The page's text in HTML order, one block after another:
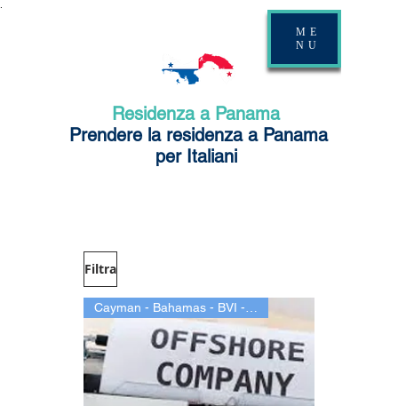
Residenza a Panama
Prendere la residenza a Panama
per Italiani
ME
NU
Filtra